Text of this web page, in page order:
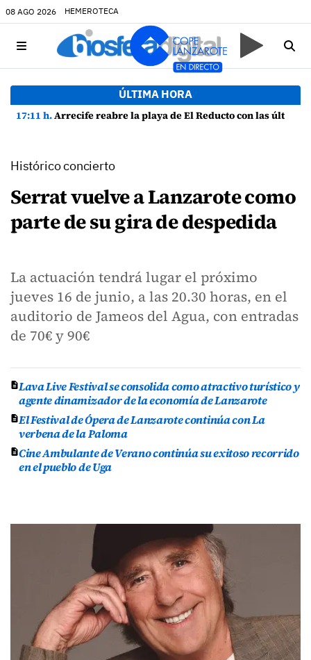
08 AGO 2026 HEMEROTECA
ÚLTIMA HORA
17:11 h.Arrecife reabre la playa de El Reducto con las últimas analíticas mostrando "una buena calidad de las aguas para el baño"
Histórico concierto
Serrat vuelve a Lanzarote como
parte de su gira de despedida
La actuación tendrá lugar el próximo
jueves 16 de junio, a las 20.30 horas, en el
auditorio de Jameos del Agua, con entradas
de 70€ y 90€
Lava Live Festival se consolida como atractivo turístico y
agente dinamizador de la economía de Lanzarote
El Festival de Ópera de Lanzarote continúa con La
verbena de la Paloma
Cine Ambulante de Verano continúa su exitoso recorrido
en el pueblo de Uga